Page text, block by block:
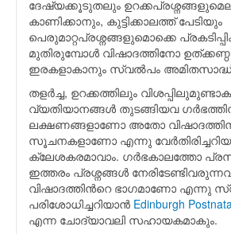
ദേഷ്യക്കൂടുതലും
കാണിക്കാനും, കുട്ടിക്കാലത്ത് പേടിയും
പെരുമാറ്റപ്രശ്നങ്ങളുമൊക്കെ
മുതിരുമ്പോള്‍ വിഷാദത്തിനോ
ഇരകളാകാനും സ്വല്‍പം
തളര്‍ച്ച, ഉറക്കത്തിലും
വ്യതിയാനങ്ങള്‍ തുടങ്ങിയവ
ലക്ഷണങ്ങളാണോ അതോ
സൂചനകളാണോ എന്നു
ക്ലേശകരമാവാം. ഗര്‍ഭകാലത്തോ
ഇത്തരം പ്രശ്നങ്ങള്‍
വിഷാദത്തിന്‍റെ ഭാഗമാണോ എന്നു
പരിശോധിച്ചറിയാന്‍ Edinburgh
എന്ന ചോദ്യാവലി സഹായകമാകും.